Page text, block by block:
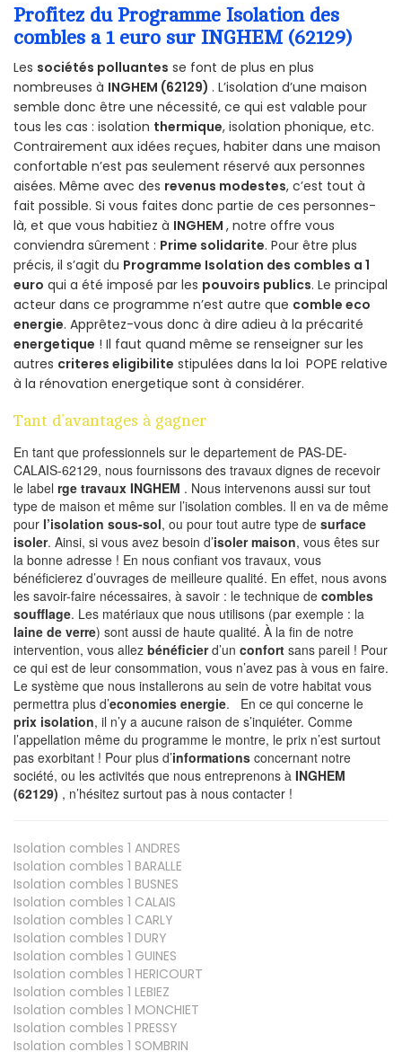
Profitez du Programme Isolation des
combles a 1 euro sur INGHEM (62129)
Les sociétés polluantes se font de plus en plus
nombreuses à INGHEM (62129) . L’isolation d’une maison
semble donc être une nécessité, ce qui est valable pour
tous les cas : isolation thermique, isolation phonique, etc.
Contrairement aux idées reçues, habiter dans une maison
confortable n’est pas seulement réservé aux personnes
aisées. Même avec des revenus modestes, c’est tout à
fait possible. Si vous faites donc partie de ces personnes-
là, et que vous habitiez à INGHEM , notre offre vous
conviendra sûrement : Prime solidarite. Pour être plus
précis, il s’agit du Programme Isolation des combles a 1
euro qui a été imposé par les pouvoirs publics. Le principal
acteur dans ce programme n’est autre que comble eco
energie. Apprêtez-vous donc à dire adieu à la précarité
energetique ! Il faut quand même se renseigner sur les
autres criteres eligibilite stipulées dans la loi POPE relative
à la rénovation energetique sont à considérer.
Tant d’avantages à gagner
En tant que professionnels sur le departement de PAS-DE-
CALAIS-62129, nous fournissons des travaux dignes de recevoir
le label rge travaux INGHEM . Nous intervenons aussi sur tout
type de maison et même sur l’isolation combles. Il en va de même
pour l’isolation sous-sol, ou pour tout autre type de surface
isoler. Ainsi, si vous avez besoin d’isoler maison, vous êtes sur
la bonne adresse ! En nous confiant vos travaux, vous
bénéficierez d’ouvrages de meilleure qualité. En effet, nous avons
les savoir-faire nécessaires, à savoir : le technique de combles
soufflage. Les matériaux que nous utilisons (par exemple : la
laine de verre) sont aussi de haute qualité. À la fin de notre
intervention, vous allez bénéficierd’un confort sans pareil ! Pour
ce qui est de leur consommation, vous n’avez pas à vous en faire.
Le système que nous installerons au sein de votre habitat vous
permettra plus d’economies energie. En ce qui concerne le
prix isolation, il n’y a aucune raison de s’inquiéter. Comme
l’appellation même du programme le montre, le prix n’est surtout
pas exorbitant ! Pour plus d’informations concernant notre
société, ou les activités que nous entreprenons à INGHEM
(62129) , n’hésitez surtout pas à nous contacter !
Isolation combles 1 ANDRES
Isolation combles 1 BARALLE
Isolation combles 1 BUSNES
Isolation combles 1 CALAIS
Isolation combles 1 CARLY
Isolation combles 1 DURY
Isolation combles 1 GUINES
Isolation combles 1 HERICOURT
Isolation combles 1 LEBIEZ
Isolation combles 1 MONCHIET
Isolation combles 1 PRESSY
Isolation combles 1 SOMBRIN